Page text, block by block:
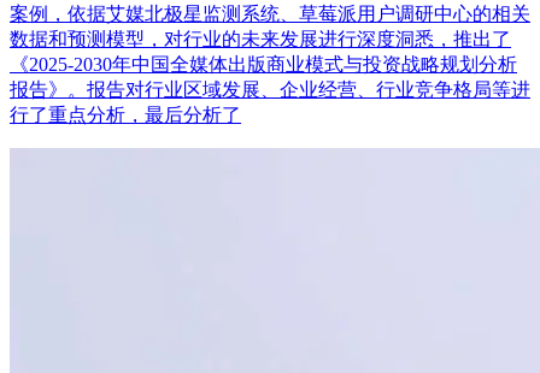
案例，依据艾媒北极星监测系统、草莓派用户调研中心的相关
数据和预测模型，对行业的未来发展进行深度洞悉，推出了
《2025-2030年中国全媒体出版商业模式与投资战略规划分析
报告》。报告对行业区域发展、企业经营、行业竞争格局等进
行了重点分析，最后分析了